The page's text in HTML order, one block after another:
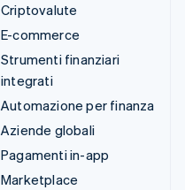
Criptovalute
E-commerce
Strumenti finanziari
integrati
Automazione per finanza
Aziende globali
Pagamenti in-app
Marketplace